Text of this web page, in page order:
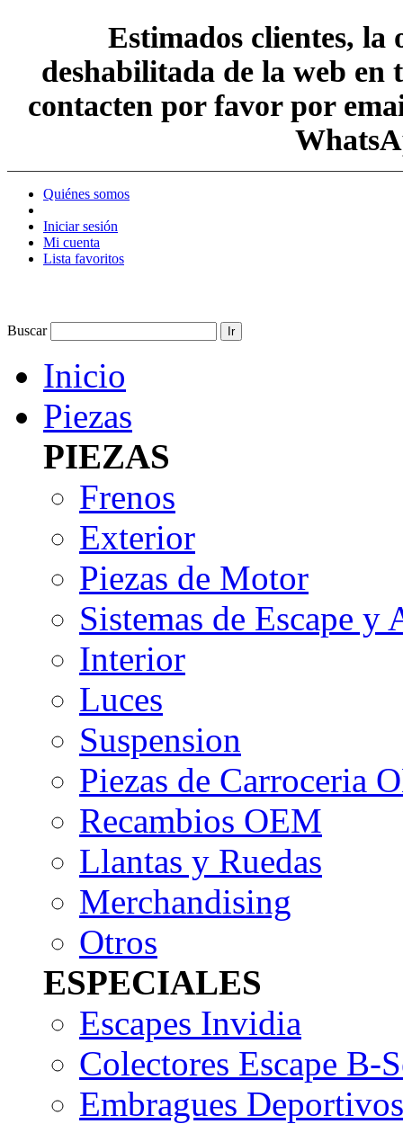
Estimados clientes, la
deshabilitada de la web en
contacten por favor por
Quiénes somos
Iniciar sesión
Mi cuenta
Lista favoritos
Buscar Ir
Inicio
Piezas
PIEZAS
Frenos
Exterior
Piezas de Motor
Sistemas de Escape y
Interior
Luces
Suspension
Piezas de Carroceria
Recambios OEM
Llantas y Ruedas
Merchandising
Otros
ESPECIALES
Escapes Invidia
Colectores Escape B-
Embragues Deportivos